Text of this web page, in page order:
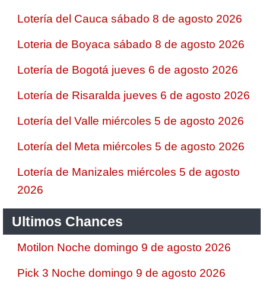
Lotería del Cauca sábado 8 de agosto 2026
Loteria de Boyaca sábado 8 de agosto 2026
Lotería de Bogotá jueves 6 de agosto 2026
Lotería de Risaralda jueves 6 de agosto 2026
Lotería del Valle miércoles 5 de agosto 2026
Lotería del Meta miércoles 5 de agosto 2026
Lotería de Manizales miércoles 5 de agosto
2026
Ultimos Chances
Motilon Noche domingo 9 de agosto 2026
Pick 3 Noche domingo 9 de agosto 2026